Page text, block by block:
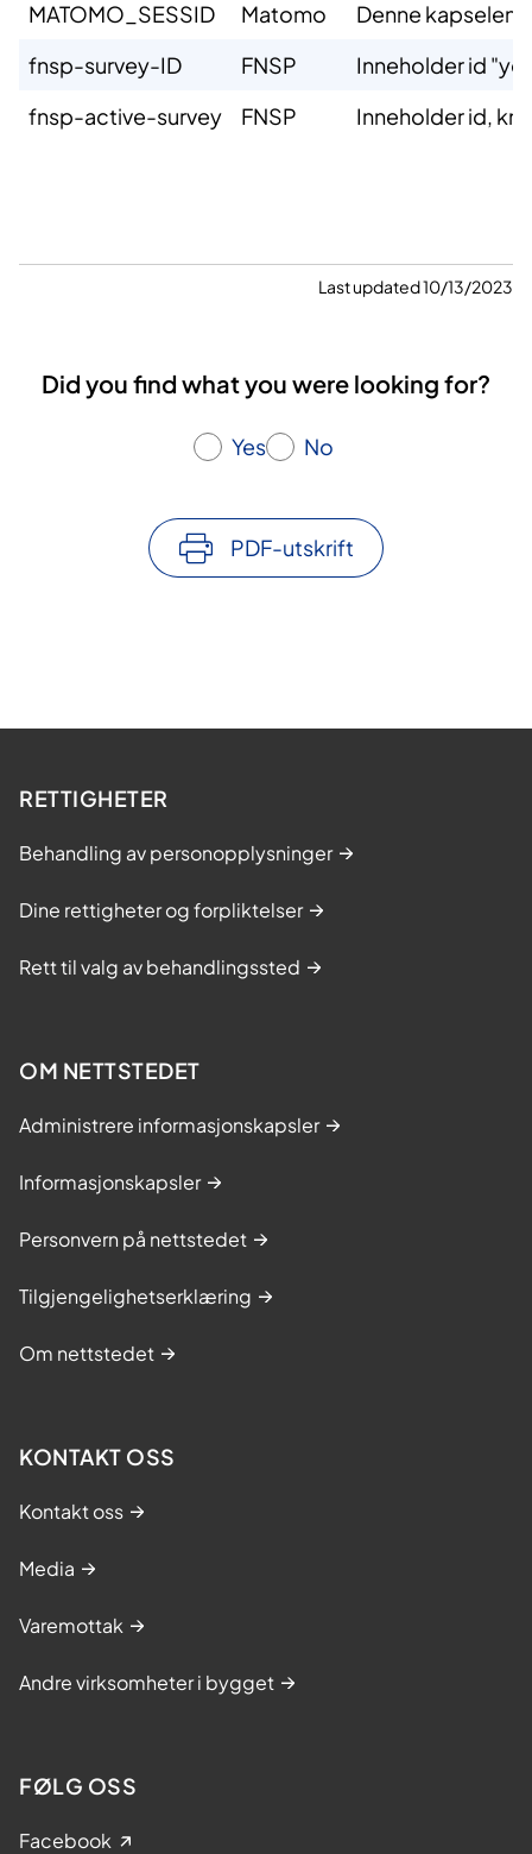
​MATOMO_SESSID ​Matomo
​Denne kapselen
fnsp-survey-ID
FNSP
Inneholder id
fnsp-active-survey
FNSP Inneholder id,
Last updated 10/13/2023
Did you find what you were looking for?
Yes No
PDF-utskrift
RETTIGHETER
Behandling av personopplysninger
Dine rettigheter og forpliktelser
Rett til valg av behandlingssted
OM NETTSTEDET
Administrere informasjonskapsler
Informasjonskapsler
Personvern på nettstedet
Tilgjengelighetserklæring
Om nettstedet
KONTAKT OSS
Kontakt oss
Media
Varemottak
Andre virksomheter i bygget
FØLG OSS
Facebook